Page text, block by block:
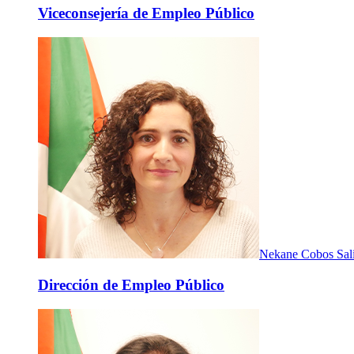
Viceconsejería de Empleo Público
Nekane Cobos
Dirección de Empleo Público